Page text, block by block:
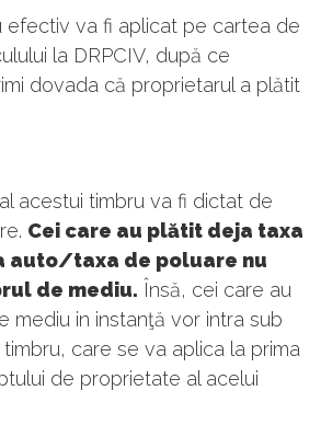
efectiv va fi aplicat pe cartea de
la DRPCIV, după ce
dovada că proprietarul a plătit
acestui timbru va fi dictat de
Cei care au plătit deja taxa
auto/taxa de poluare nu
de mediu. Însă, cei care au
mediu in instanţă vor intra sub
care se va aplica la prima
de proprietate al acelui